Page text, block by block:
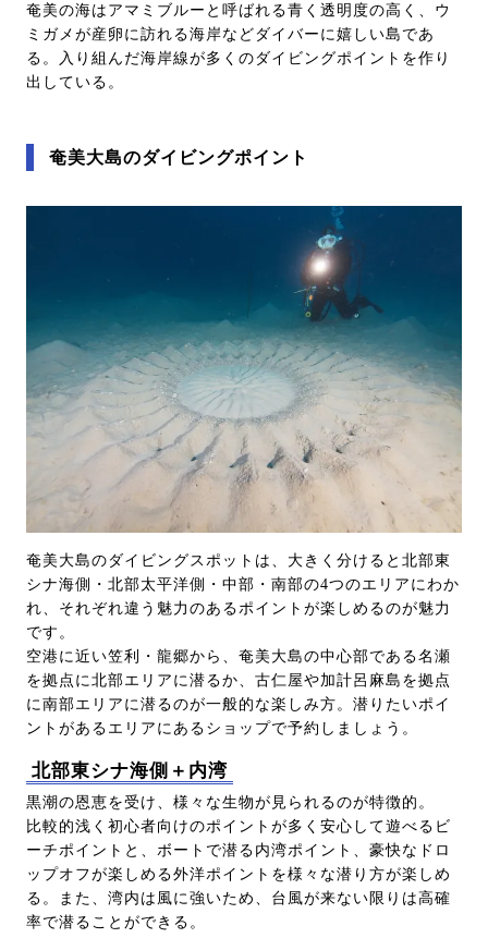
奄美の海はアマミブルーと呼ばれる青く透明度の高く、ウ
ミガメが産卵に訪れる海岸などダイバーに嬉しい島であ
る。入り組んだ海岸線が多くのダイビングポイントを作り
出している。
奄美大島のダイビングポイント
奄美大島のダイビングスポットは、大きく分けると北部東
シナ海側・北部太平洋側・中部・南部の4つのエリアにわか
れ、それぞれ違う魅力のあるポイントが楽しめるのが魅力
です。
空港に近い笠利・龍郷から、奄美大島の中心部である名瀬
を拠点に北部エリアに潜るか、古仁屋や加計呂麻島を拠点
に南部エリアに潜るのが一般的な楽しみ方。潜りたいポイ
ントがあるエリアにあるショップで予約しましょう。
北部東シナ海側＋内湾
黒潮の恩恵を受け、様々な生物が見られるのが特徴的。
比較的浅く初心者向けのポイントが多く安心して遊べるビ
ーチポイントと、ボートで潜る内湾ポイント、豪快なドロ
ップオフが楽しめる外洋ポイントを様々な潜り方が楽しめ
る。また、湾内は風に強いため、台風が来ない限りは高確
率で潜ることができる。